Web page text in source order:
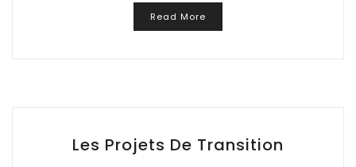
Read More
Les Projets De Transition